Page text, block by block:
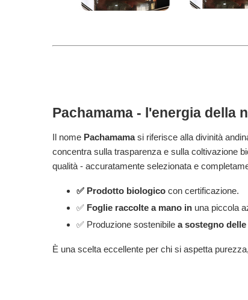
Pachamama - l'energia della
Il nome Pachamamasi riferisce alla divinità
concentra sulla trasparenza e sulla coltivazione
qualità - accuratamente selezionata e
✅ Prodotto biologico con certificazione.
✅ Foglie raccolte a mano in una piccola
✅ Produzione sostenibile a sostegno
È una scelta eccellente per chi si aspetta